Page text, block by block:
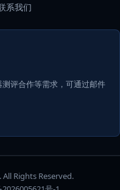
系我们
评合作等需求，可通过邮件
Rights Reserved.